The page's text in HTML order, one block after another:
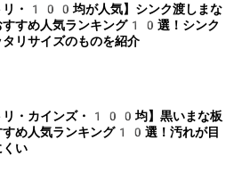
リ・100均が人気】シンク渡しまな
すすめ人気ランキング10選！シンク
タリサイズのものを紹介
リ・カインズ・100均】黒いまな板
すめ人気ランキング10選！汚れが目
くい